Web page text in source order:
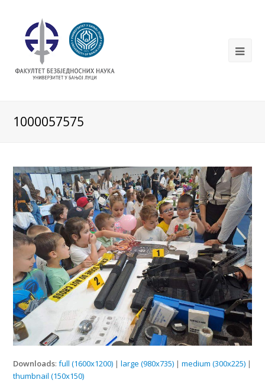
1000057575
Downloads:full (1600x1200) |large (980x735) |medium (300x225) |
thumbnail (150x150)